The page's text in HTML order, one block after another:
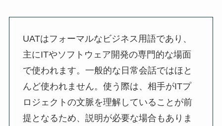
UATはフォーマルなビジネス用語であり、
主にITやソフトウェア開発の専門的な場面
で使われます。一般的な日常会話ではほと
んど使われません。使う際は、相手がITプ
ロジェクトの文脈を理解していることが前
提となるため、説明が必要な場合もありま